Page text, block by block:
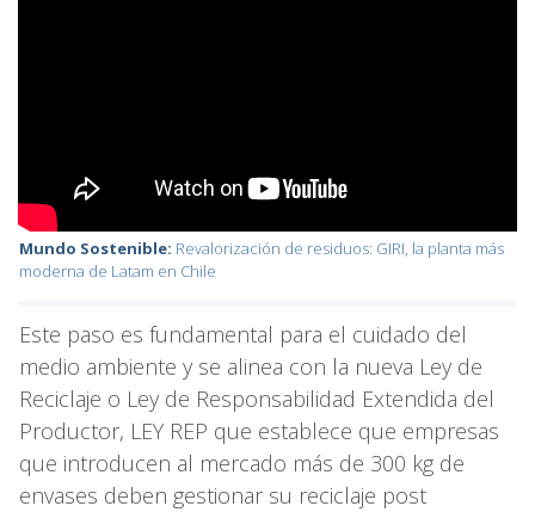
Mundo Sostenible: Revalorización de residuos: GIRI, la planta más
moderna de Latam en Chile
Este paso es fundamental para el cuidado del
medio ambiente y se alinea con la nueva Ley de
Reciclaje o Ley de Responsabilidad Extendida del
Productor, LEY REP que establece que empresas
que introducen al mercado más de 300 kg de
envases deben gestionar su reciclaje post